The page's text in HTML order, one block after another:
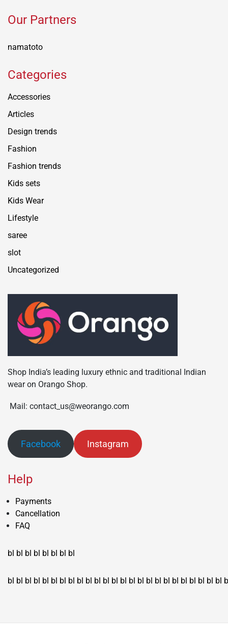
Our Partners
namatoto
Categories
Accessories
Articles
Design trends
Fashion
Fashion trends
Kids sets
Kids Wear
Lifestyle
saree
slot
Uncategorized
Shop India’s leading luxury ethnic and traditional Indian
wear on Orango Shop.
Mail: contact_us@weorango.com
Facebook Instagram
Help
Payments
Cancellation
FAQ
bl bl bl bl bl bl bl bl
bl bl bl bl bl bl bl bl bl bl bl bl bl bl bl bl bl bl bl bl bl bl bl bl bl